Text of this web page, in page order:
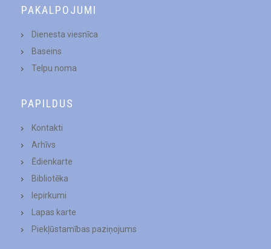
PAKALPOJUMI
Dienesta viesnīca
Baseins
Telpu noma
PAPILDUS
Kontakti
Arhīvs
Ēdienkarte
Bibliotēka
Iepirkumi
Lapas karte
Piekļūstamības paziņojums